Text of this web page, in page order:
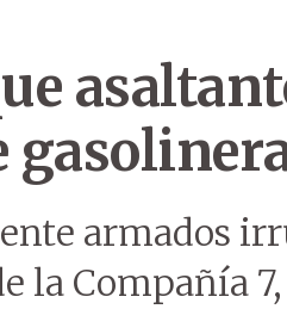
armados
la Compañía